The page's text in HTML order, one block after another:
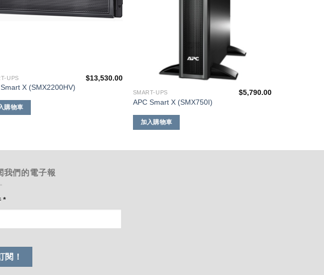
UPS
X (SMX2200HV)
$13,530.00
購物車
SMART-UPS
APC Smart X (SMX750I)
$5,790.00
加入購物車
我們的電子報
*